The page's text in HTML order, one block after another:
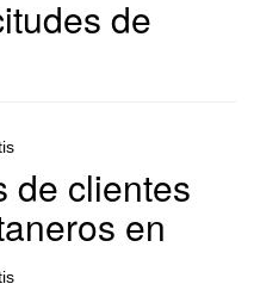
de
de clientes
en